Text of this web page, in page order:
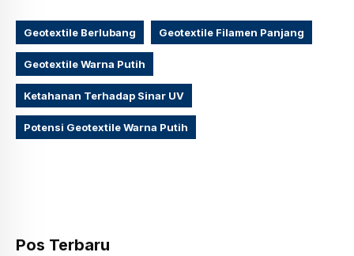
Geotextile Berlubang Geotextile Filamen Panjang
Geotextile Warna Putih
Ketahanan Terhadap Sinar UV
Potensi Geotextile Warna Putih
Pos Terbaru